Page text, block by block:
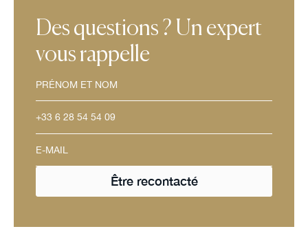
Des questions ? Un expert
vous rappelle